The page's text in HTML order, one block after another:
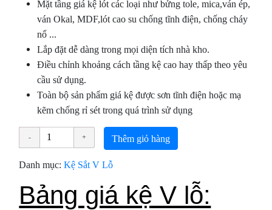
Mặt tầng giá kệ lót các loại như bửng tole, mica,ván ép,
ván Okal, MDF,lót cao su chống tĩnh điện, chống cháy
nổ ...
Lắp đặt dễ dàng trong mọi diện tích nhà kho.
Điều chỉnh khoảng cách tầng kệ cao hay thấp theo yêu
cầu sử dụng.
Toàn bộ sản phẩm giá kệ được sơn tĩnh điện hoặc mạ
kẽm chống rỉ sét trong quá trình sử dụng
Thêm giỏ hàng
Danh mục:Kệ Sắt V Lỗ
Bảng giá kệ V lỗ: